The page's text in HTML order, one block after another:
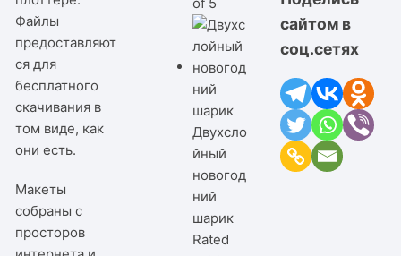
Файлы
предоставляют
ся для
бесплатного
скачивания в
том виде, как
они есть.
Макеты
собраны с
просторов
Двухсло
йный
новогод
ний
шарик
Rated
сайтом в
соц.сетях